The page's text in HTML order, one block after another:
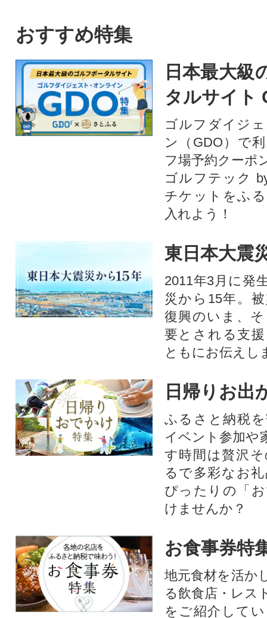
かず 弁当 サーモン 銀鮭切り身
す。またサスティ
フードへの取り
C CoC認証も取得
おすすめ特集
日本最大級
タルサイト
ゴルフダイジ
ン（GDO）で
フ場予約クーポ
ゴルフテック
チケットをふ
入れよう！
東日本大震
2011年3月に発
災から15年。
復興のいま、
要とされる支
ともにお伝えし
日帰りお出
ふるさと納税
イベント参加や
す時間は贅沢
るで多彩なお
ぴったりの「
けませんか？
お食事券特
地元食材を活か
る飲食店・レス
をご紹介して